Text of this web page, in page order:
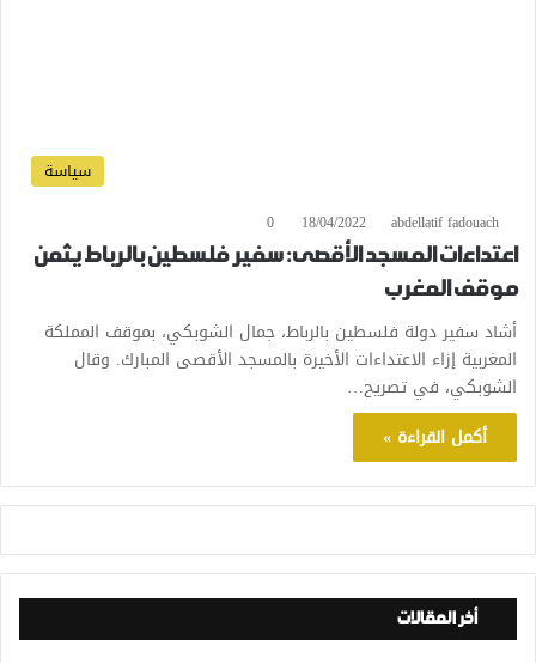
سياسة
abdellatif fadouach
18/04/2022
0
اعتداءات المسجد الأقصى: سفير فلسطين بالرباط يثمن
موقف المغرب
أشاد سفير دولة فلسطين بالرباط، جمال الشوبكي، بموقف المملكة
المغربية إزاء الاعتداءات الأخيرة بالمسجد الأقصى المبارك. وقال
الشوبكي، في تصريح…
أكمل القراءة »
أخر المقالات